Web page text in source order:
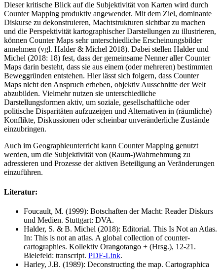
Dieser kritische Blick auf die Subjektivität von Karten wird durch
Counter Mapping produktiv angewendet. Mit dem Ziel, dominante
Diskurse zu dekonstruieren, Machtstrukturen sichtbar zu machen
und die Perspektivität kartographischer Darstellungen zu illustrieren,
können Counter Maps sehr unterschiedliche Erscheinungsbilder
annehmen (vgl. Halder & Michel 2018). Dabei stellen Halder und
Michel (2018: 18) fest, dass der gemeinsame Nenner aller Counter
Maps darin besteht, dass sie aus einem (oder mehreren) bestimmten
Beweggründen entstehen. Hier lässt sich folgern, dass Counter
Maps nicht den Anspruch erheben, objektiv Ausschnitte der Welt
abzubilden. Vielmehr nutzen sie unterschiedliche
Darstellungsformen aktiv, um soziale, gesellschaftliche oder
politische Disparitäten aufzuzeigen und Alternativen in (räumliche)
Konflikte, Diskussionen oder scheinbar unveränderliche Zustände
einzubringen.
Auch im Geographieunterricht kann Counter Mapping genutzt
werden, um die Subjektivität von (Raum-)Wahrnehmung zu
adressieren und Prozesse der aktiven Beteiligung an Veränderungen
einzuführen.
Literatur:
Foucault, M. (1999): Botschaften der Macht: Reader Diskurs
und Medien. Stuttgart: DVA.
Halder, S. & B. Michel (2018): Editorial. This Is Not an Atlas.
In: This is not an atlas. A global collection of counter-
cartographies. Kollektiv Orangotango + (Hrsg.), 12-21.
Bielefeld: transcript. PDF-Link.
Harley, J.B. (1989): Deconstructing the map. Cartographica